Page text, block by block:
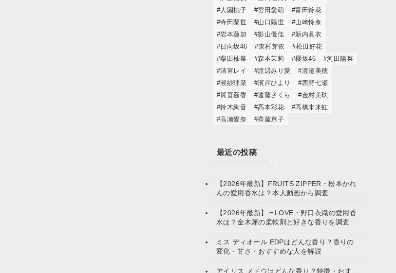
#大園桃子
#宮田愛萌
#富田鈴花
#寺田蘭世
#山口陽世
#山崎怜奈
#岩本蓮加
#影山優佳
#新内眞衣
#日向坂46
#東村芽依
#松田好花
#柴田柚菜
#森本茉莉 #櫻坂46
#河田陽菜
#清宮レイ
#渡辺みり愛
#渡邉美穂
#潮紗理菜
#濱岸ひより
#西野七瀬
#賀喜遥香
#遠藤さくら
#金村美玖
#鈴木絢音
#高本彩花
#高橋未来虹
#高瀬愛奈
#齊藤京子
最近の投稿
【2026年最新】FRUITS ZIPPER・松本かれ
んの愛用香水は？本人動画から調査
【2026年最新】＝LOVE・野口衣織の愛用香
水は？金木犀の柔軟剤と好きな香りを調査
ミス ディオール EDPはどんな香り？香りの
変化・甘さ・おすすめな人を解説
アイリス メドウはどんな香り？特徴・おす